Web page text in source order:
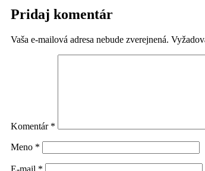
Pridaj komentár
Vaša e-mailová adresa nebude zverejnená.
Komentár *
Meno *
E-mail *